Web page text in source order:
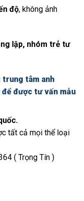
độ, không ảnh
lập, nhóm trẻ tư
trung tâm anh
được tư vấn mẫu
tất cả mọi thể loại
( Trọng Tín )